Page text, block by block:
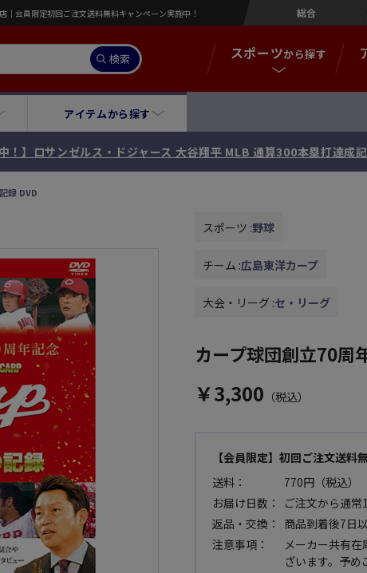
｜会員限定初回ご注文送料無料キャンペーン実施中！ 総合
検索 スポーツから探す
アイテムから探す
中！】[限定99セット] 広島東洋カープ 斉藤優汰 投手 プロ初勝利記念
録 DVD
スポーツ :野球
チーム :広島東洋カープ
大会・リーグ :セ・リーグ
カープ球団創立70周
￥3,300 （税込）
【会員限定】初回ご注文送料
送料：
770円（税込）
お届け日数：
ご注文から通常
返品・交換：
商品到着後7日
注意事項：
メーカー共有
ざいます。予め